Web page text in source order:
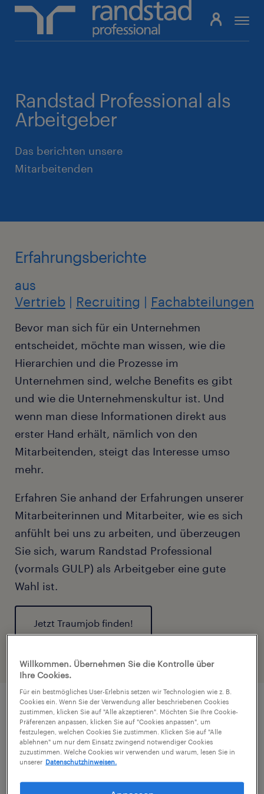
Randstad Professional als
Arbeitgeber
Das berichten unsere
Mitarbeitenden
Erfahrungsberichte
aus
Vertrieb | Recruiting | Fachabteilungen
Bevor man sich für ein Unternehmen
entscheidet, möchte man wissen, wie die
Hierarchien und die Prozesse im
Unternehmen sind, welche Benefits es gibt
und wie die Unternehmenskultur ist. Und
wenn man diese Informationen direkt aus
erster Hand erhält, nämlich von den
Mitarbeitenden, steigt das Interesse umso
mehr.
Erfahren Sie anhand der Erfahrungen unserer
Mitarbeiterinnen und Mitarbeiter, wie es sich
anfühlt bei uns zu arbeiten, und überzeugen
Sie sich, warum Randstad Professional
(vormals GULP) als Arbeitgeber eine gute
Wahl ist.
Jetzt Traumjob finden!
Vertrieb
Mustafa Alp | Teamleitung
Vertrieb | Hamburg
Willkommen. Übernehmen Sie die Kontrolle über
Ihre Cookies.
Für ein bestmögliches User-Erlebnis setzen wir Technologien wie z. B.
Cookies ein. Wenn Sie der Verwendung aller beschriebenen Cookies
zustimmen, klicken Sie auf "Alle akzeptieren". Möchten Sie Ihre Cookie-
Präferenzen anpassen, klicken Sie auf "Cookies anpassen", um
festzulegen, welchen Cookies Sie zustimmen. Klicken Sie auf "Alle
ablehnen" um nur dem Einsatz zwingend notwendiger Cookies
zuzustimmen. Welche Cookies wir verwenden und warum, lesen Sie in
unserer Datenschutzhinweisen.